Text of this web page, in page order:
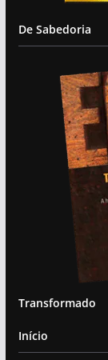
De Sabedoria
Transformado
Início